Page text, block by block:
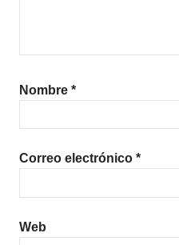
Nombre *
Correo electrónico *
Web